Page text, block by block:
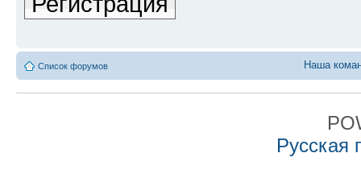
Список форумов Наша
Русская